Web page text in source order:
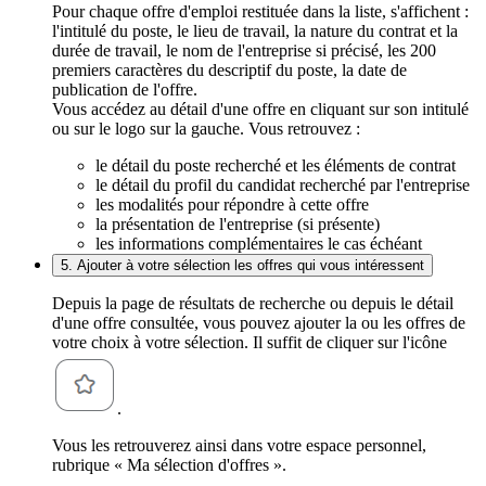
Pour chaque offre d'emploi restituée dans la liste, s'affichent :
l'intitulé du poste, le lieu de travail, la nature du contrat et la
durée de travail, le nom de l'entreprise si précisé, les 200
premiers caractères du descriptif du poste, la date de
publication de l'offre.
Vous accédez au détail d'une offre en cliquant sur son intitulé
ou sur le logo sur la gauche. Vous retrouvez :
le détail du poste recherché et les éléments de contrat
le détail du profil du candidat recherché par l'entreprise
les modalités pour répondre à cette offre
la présentation de l'entreprise (si présente)
les informations complémentaires le cas échéant
5. Ajouter à votre sélection les offres qui vous intéressent
Depuis la page de résultats de recherche ou depuis le détail
d'une offre consultée, vous pouvez ajouter la ou les offres de
votre choix à votre sélection. Il suffit de cliquer sur l'icône
.
Vous les retrouverez ainsi dans votre espace personnel,
rubrique « Ma sélection d'offres ».